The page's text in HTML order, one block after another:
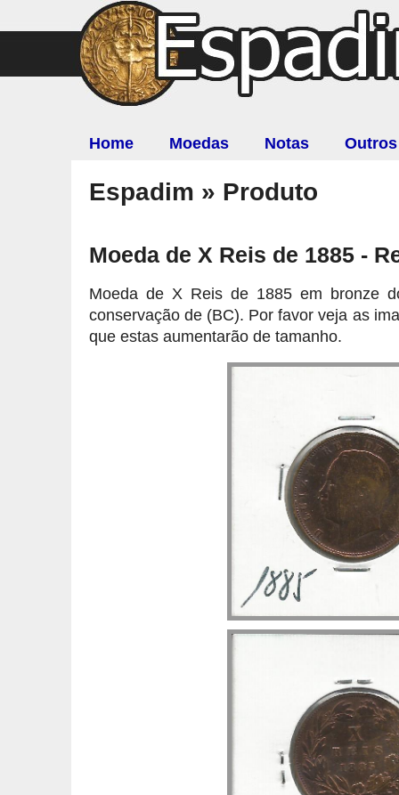
Home Moedas Notas Outros
Espadim » Produto
Moeda de X Reis de 1885 -
Moeda de X Reis de 1885 em bronze
conservação de (BC). Por favor veja as
que estas aumentarão de tamanho.